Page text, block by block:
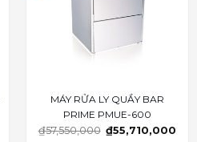
MÁY RỬA LY QUẦY BAR
PRIME PMUE-600
₫57,550,000 ₫55,710,000